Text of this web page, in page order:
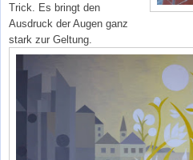
Trick. Es bringt den
Ausdruck der Augen ganz
stark zur Geltung.